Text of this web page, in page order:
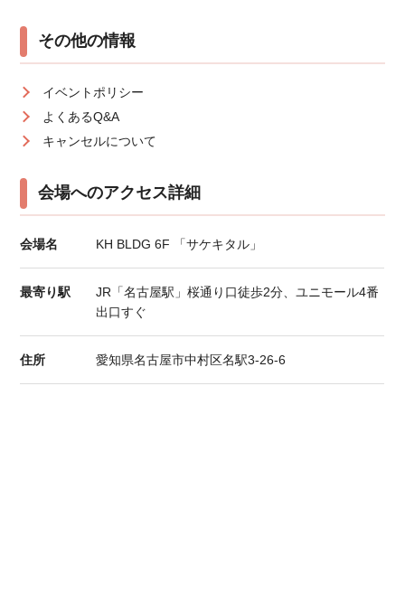
その他の情報
イベントポリシー
よくあるQ&A
キャンセルについて
会場へのアクセス詳細
会場名 KH BLDG 6F 「サケキタル」
最寄り駅
JR「名古屋駅」桜通り口徒歩2分、ユニモール4番
出口すぐ
住所 愛知県名古屋市中村区名駅3-26-6